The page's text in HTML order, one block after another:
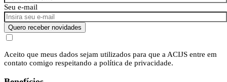
Seu e-mail
Quero receber novidades
Aceito que meus dados sejam utilizados para que a ACIJS entre em
contato comigo respeitando a política de privacidade.